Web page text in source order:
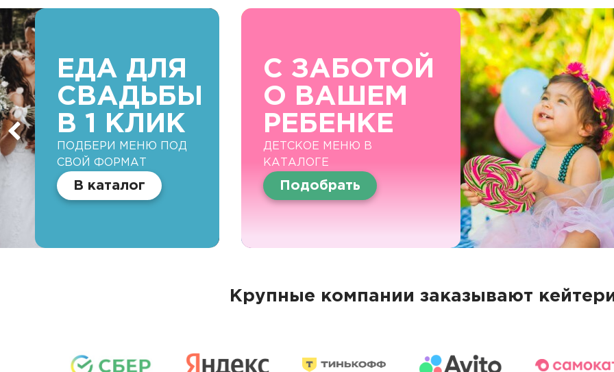
ЕДА ДЛЯ
СВАДЬБЫ
В 1 КЛИК
ПОДБЕРИ МЕНЮ ПОД
СВОЙ ФОРМАТ
В каталог
С ЗАБОТОЙ
О ВАШЕМ
РЕБЕНКЕ
ДЕТСКОЕ МЕНЮ В
КАТАЛОГЕ
Подобрать
Крупные компании заказывают